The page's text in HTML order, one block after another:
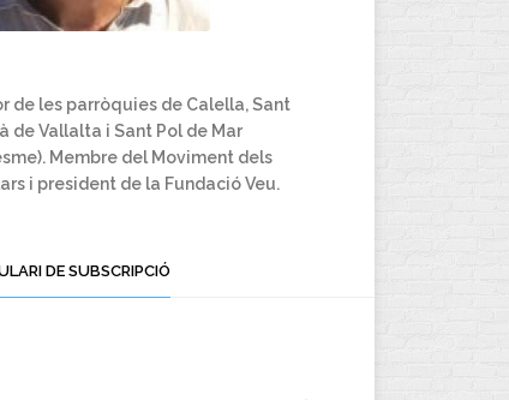
de les parròquies de Calella, Sant
de Vallalta i Sant Pol de Mar
Membre del Moviment dels
i president de la Fundació Veu.
DE SUBSCRIPCIÓ